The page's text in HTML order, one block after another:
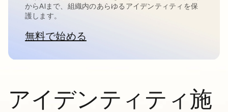
からAIまで、組織内のあらゆるアイデンティティを保
護します。
無料で始める新しいタブで開く
アイデンティティ施